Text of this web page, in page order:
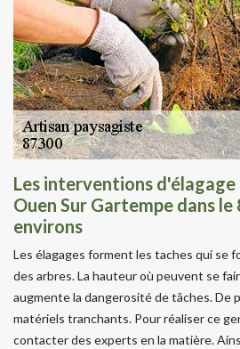
Les interventions d'élagage
Ouen Sur Gartempe dans
environs
Les élagages forment les taches qui se
des arbres. La hauteur où peuvent se
augmente la dangerosité de tâches. De
matériels tranchants. Pour réaliser ce
contacter des experts en la matière.